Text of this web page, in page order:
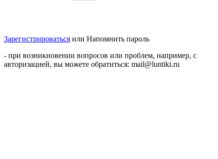
Зарегистрироваться или Напомнить пароль
- при возникновении вопросов или проблем, например, с
авторизацией, вы можете обратиться: mail@luntiki.ru